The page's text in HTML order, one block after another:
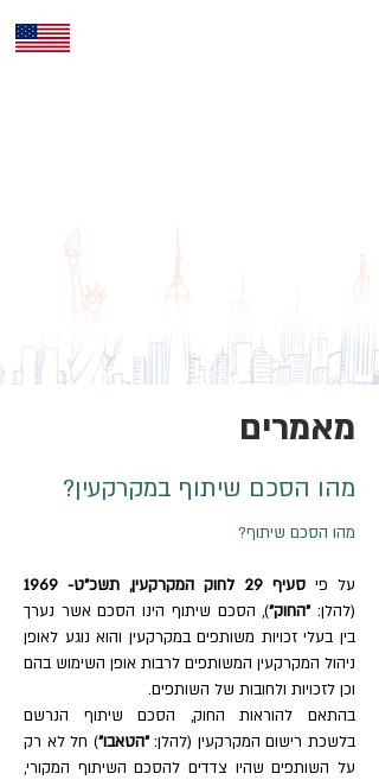
מאמרים
מהו הסכם שיתוף במקרקעין?
מהו הסכם שיתוף?
על פיסעיף 29 לחוק המקרקעין, תשכ"ט- 1969
(להלן:"החוק"), הסכם שיתוף הינו הסכם אשר נערך
בין בעלי זכויות משותפים במקרקעין והוא נוגע לאופן
ניהול המקרקעין המשותפים לרבות אופן השימוש בהם
וכן לזכויות ולחובות של השותפים.
בהתאם להוראות החוק, הסכם שיתוף הנרשם
בלשכת רישום המקרקעין (להלן:"הטאבו") חל לא רק
על השותפים שהיו צדדים להסכם השיתוף המקורי,